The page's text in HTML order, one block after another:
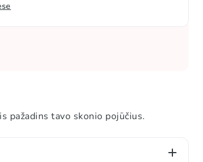
pažadins tavo skonio pojūčius.